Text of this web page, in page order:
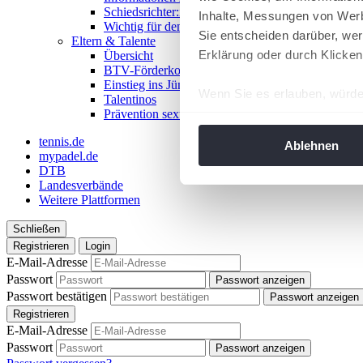
Inhalte, Messungen von
Sie entscheiden darüber,
Erklärung oder durch
Wenn Sie es erlauben,
Website an unsere Partner
möglicherweise mit weiteren
der Dienste gesammelt
Ablehnen
Schiedsrichter:in werden!
Wichtig für den Spieltag
Eltern & Talente
Übersicht
BTV-Förderkonzept
Einstieg ins Jüngstentennis
Talentinos
Prävention sexualisierter Gewalt
tennis.de
mypadel.de
DTB
Landesverbände
Weitere Plattformen
Schließen
Registrieren
Login
E-Mail-Adresse
Passwort
Passwort anzeigen
Passwort bestätigen
Passwort anzeigen
Registrieren
E-Mail-Adresse
Passwort
Passwort anzeigen